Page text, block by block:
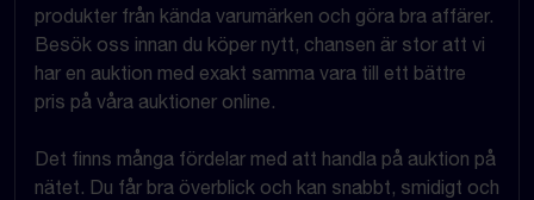
produkter från kända varumärken och göra bra affärer.
Besök oss innan du köper nytt, chansen är stor att vi
har en auktion med exakt samma vara till ett bättre
pris på våra auktioner online.
Det finns många fördelar med att handla på auktion på
nätet. Du får bra överblick och kan snabbt, smidigt och